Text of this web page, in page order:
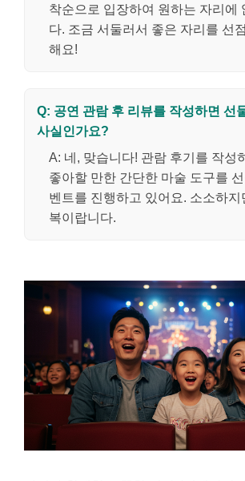
착순으로 입장하여 원하는 자리에
다. 조금 서둘러서 좋은 자리를 선
해요!
Q: 공연 관람 후 리뷰를 작성하면 선
사실인가요?
A: 네, 맞습니다! 관람 후기를 작성
좋아할 만한 간단한 마술 도구를 선
벤트를 진행하고 있어요. 소소하지
복이랍니다.